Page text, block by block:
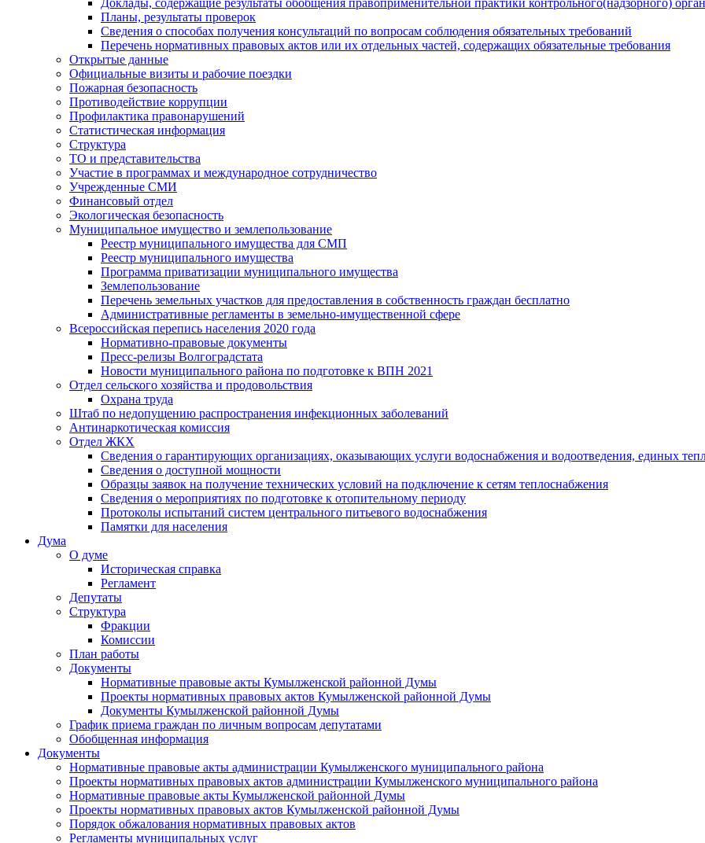
Доклады, содержащие результаты обобщения правоприменительной практики контрольного(надзорного)
Планы, результаты проверок
Сведения о способах получения консультаций по вопросам соблюдения обязательных требований
Перечень нормативных правовых актов или их отдельных частей, содержащих обязательные требования
Открытые данные
Официальные визиты и рабочие поездки
Пожарная безопасность
Противодействие коррупции
Профилактика правонарушений
Статистическая информация
Структура
ТО и представительства
Участие в программах и международное сотрудничество
Учрежденные СМИ
Финансовый отдел
Экологическая безопасность
Муниципальное имущество и землепользование
Реестр муниципального имущества для СМП
Реестр муниципального имущества
Программа приватизации муниципального имущества
Землепользование
Перечень земельных участков для предоставления в собственность граждан бесплатно
Административные регламенты в земельно-имущественной сфере
Всероссийская перепись населения 2020 года
Нормативно-правовые документы
Пресс-релизы Волгоградстата
Новости муниципального района по подготовке к ВПН 2021
Отдел сельского хозяйства и продовольствия
Охрана труда
Штаб по недопущению распространения инфекционных заболеваний
Антинаркотическая комиссия
Отдел ЖКХ
Сведения о гарантирующих организациях, оказывающих услуги водоснабжения и водоотведения, единых
Сведения о доступной мощности
Образцы заявок на получение технических условий на подключение к сетям теплоснабжения
Сведения о мероприятиях по подготовке к отопительному периоду
Протоколы испытаний систем центрального питьевого водоснабжения
Памятки для населения
Дума
О думе
Историческая справка
Регламент
Депутаты
Структура
Фракции
Комиссии
План работы
Документы
Нормативные правовые акты Кумылженской районной Думы
Проекты нормативных правовых актов Кумылженской районной Думы
Документы Кумылженской районной Думы
График приема граждан по личным вопросам депутатами
Обобщенная информация
Документы
Нормативные правовые акты администрации Кумылженского муниципального района
Проекты нормативных правовых актов администрации Кумылженского муниципального района
Нормативные правовые акты Кумылженской районной Думы
Проекты нормативных правовых актов Кумылженской районной Думы
Порядок обжалования нормативных правовых актов
Регламенты муниципальных услуг